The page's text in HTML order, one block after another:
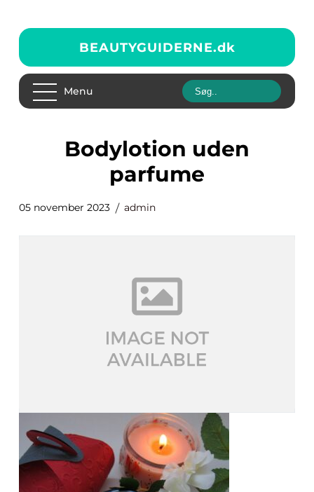
BEAUTYGUIDERNE.dk
Menu
bodylotion uden
parfume
05 november 2023 admin